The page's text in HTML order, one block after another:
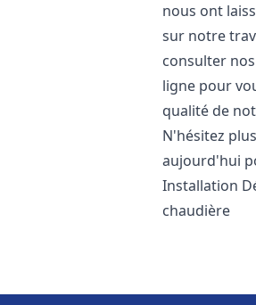
nous ont
sur notre
consulter
ligne pour
qualité de
N'hésitez
aujourd'hui
Installation
chaudière